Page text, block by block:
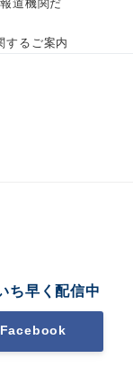
道機関だ
するご案内
ち早く配信中
Facebook